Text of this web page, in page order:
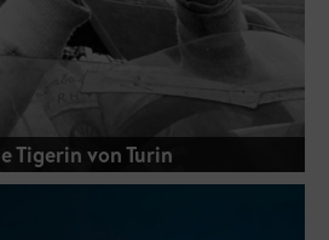
Tigerin von Turin